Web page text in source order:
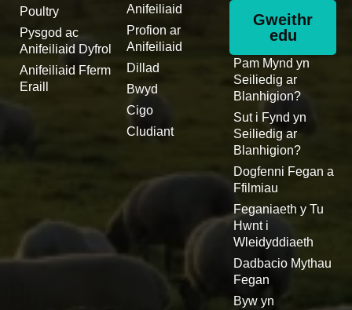
Poultry
Pysgod ac
Anifeiliaid Dyfrol
Anifeiliaid Fferm
Eraill
Anifeiliaid
Profion ar
Anifeiliaid
Dillad
Bwyd
Cigo
Cludiant
Gweithr
edu
Pam Mynd yn
Seiliedig ar
Blanhigion?
Sut i Fynd yn
Seiliedig ar
Blanhigion?
Dogfenni Fegan a
Ffilmiau
Feganiaeth y Tu
Hwnt i
Wleidyddiaeth
Dadbacio Mythau
Fegan
Byw yn